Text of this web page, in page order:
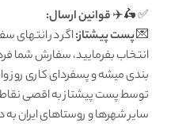
✅ 🛵✈️قوانين ارسال:
💌پست پیشتاز:اگر در انتهای
انتخاب بفرمایید، سفارش شما
بندی میشه و پسفردای کاری روز
توسط پست پیشتاز به اقصی نقاط
سایر شهرها و روستاهای ایران